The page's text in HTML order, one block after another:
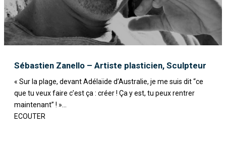
Sébastien Zanello – Artiste plasticien, Sculpteur
« Sur la plage, devant Adélaïde d’Australie, je me suis dit “ce
que tu veux faire c’est ça : créer ! Ça y est, tu peux rentrer
maintenant” ! »...
ECOUTER